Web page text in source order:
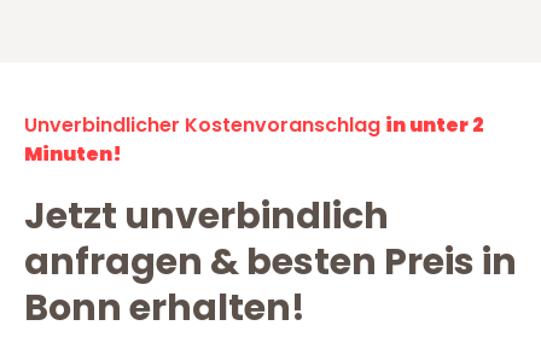
Unverbindlicher Kostenvoranschlag in unter 2
Minuten!
Jetzt unverbindlich
anfragen & besten Preis in
Bonn erhalten!